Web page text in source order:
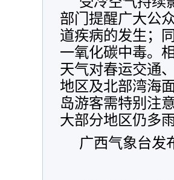
部门提醒广大公
道疾病的发生；
一氧化碳中毒。
天气对春运交通
地区及北部湾海
岛游客需特别注
大部分地区仍多
广西气象台发